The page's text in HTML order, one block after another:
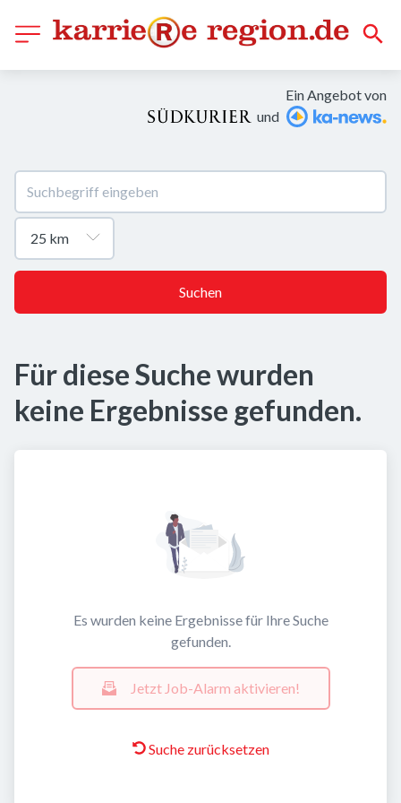
Ein Angebot von
und
Suchen
Für diese Suche wurden
keine Ergebnisse gefunden.
Es wurden keine Ergebnisse für Ihre Suche
gefunden.
Jetzt Job-Alarm aktivieren!
Suche zurücksetzen